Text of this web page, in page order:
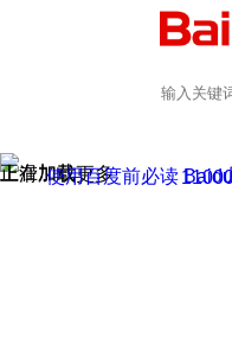
正在加载
上滑加载更多
使用百度前必读京公网